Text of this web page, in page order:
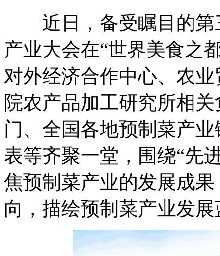
近日，备受瞩目的第
产业大会在“世界美食之
对外经济合作中心、农
院农产品加工研究所相
门、全国各地预制菜产
表等齐聚一堂，围绕“先
焦预制菜产业的发展成
向，描绘预制菜产业发展